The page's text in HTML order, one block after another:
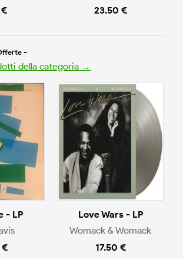
€
23.50 €
-
della categoria →
- LP
€
Love Wars - LP
Womack & Womack
17.50 €